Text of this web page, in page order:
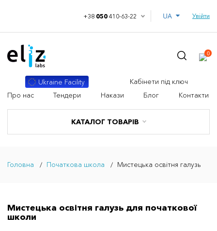
+38 050410-63-22 Увійти
КАТАЛОГ ТОВАРІВ
Ukraine Facility
Кабінети під ключ
Про нас
Тендери Накази Блог Контакти
0
Головна Початкова школа Мистецька освітня галузь
Мистецька освітня галузь для початкової
школи